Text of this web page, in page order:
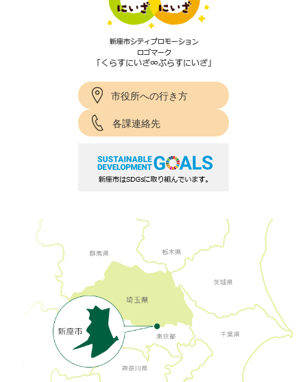
市役所への行き方
各課連絡先